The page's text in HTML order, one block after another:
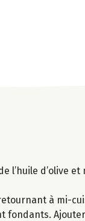
d’olive et
à mi-
fondants.